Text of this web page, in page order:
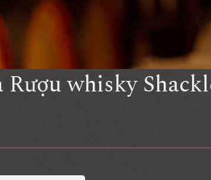
Rượu whisky